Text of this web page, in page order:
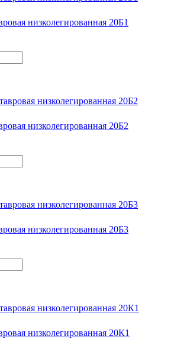
низколегированная 20Б1
низколегированная 20Б2
низколегированная 20Б3
низколегированная 20К1